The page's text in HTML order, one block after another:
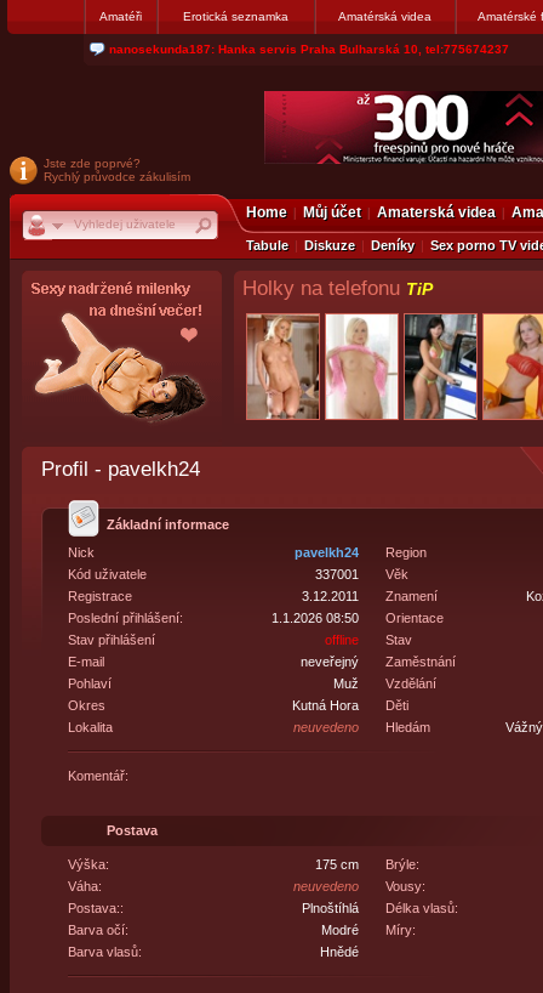
Amatéři Erotická seznamka Amatérská videa Amatérské
jjoseff: Najde se par, ktery nekdy přemýšlel o divákovi. Napiste
Jste zde poprvé?
Rychlý průvodce zákulisím
Home Můj účet Amaterská videa
Tabule Diskuze Deníky Sex porno TV
Holky na telefonu TiP
Profil - pavelkh24
Základní informace
Nick
pavelkh24
Kód uživatele
337001
Registrace
3.12.2011
Poslední přihlášení:
1.1.2026 08:50
Stav přihlášení
offline
E-mail
neveřejný
Pohlaví
Muž
Okres
Kutná Hora
Lokalita
neuvedeno
Region
Věk
Znamení
Orientace
Stav
Zaměstnání
Vzdělání
Děti
Hledám
Komentář:
Postava
Výška:
175 cm
Váha:
neuvedeno
Postava::
Plnoštíhlá
Barva očí:
Modré
Barva vlasů:
Hnědé
Brýle:
Vousy:
Délka vlasů:
Míry: